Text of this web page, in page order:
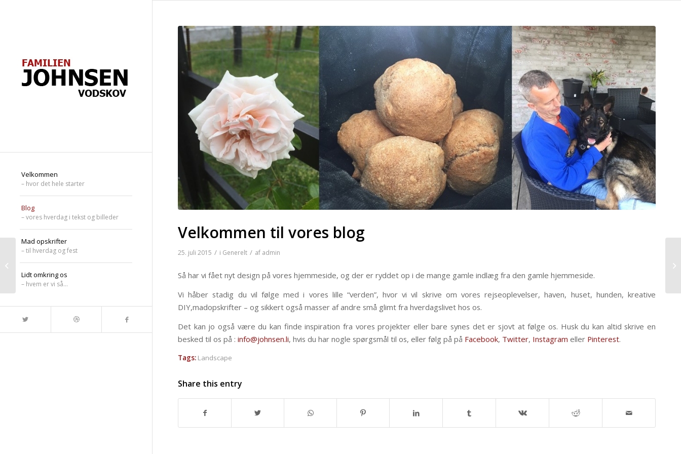
Velkommen
– hvor det hele starter
Blog
– vores hverdag i tekst og billeder
Mad opskrifter
– til hverdag og fest
Lidt omkring os
– hvem er vi så…
Velkommen til vores blog
25. juli 2015 / i Generelt / af admin
Så har vi fået nyt design på vores hjemmeside, og der er ryddet op i de mange gamle indlæg fra den gamle hjemmeside.
Vi håber stadig du vil følge med i vores lille “verden”, hvor vi vil skrive om vores rejseoplevelser, haven, huset, hunden, kreative
DIY,madopskrifter – og sikkert også masser af andre små glimt fra hverdagslivet hos os.
Det kan jo også være du kan finde inspiration fra vores projekter eller bare synes det er sjovt at følge os. Huskdu kan altid skrive en
besked til os på : info@johnsen.li, hvis du har nogle spørgsmål til os, eller følg på på Facebook, Twitter, Instagram eller Pinterest.
Tags: Landscape
Share this entry
medlem